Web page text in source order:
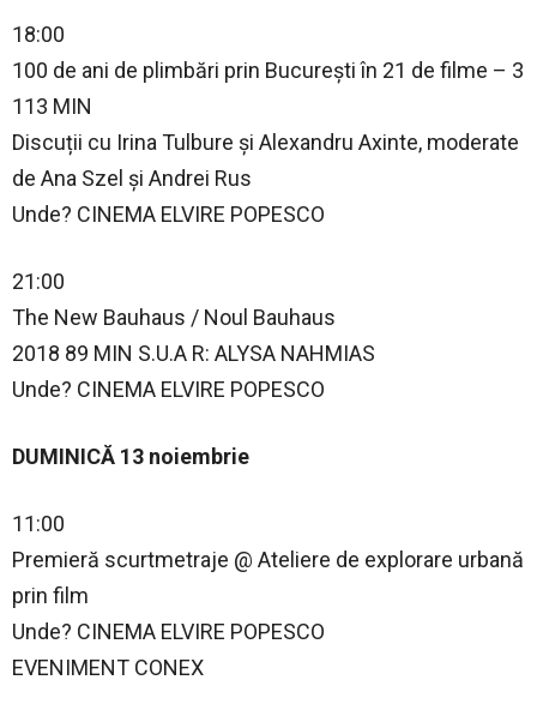
18:00
100 de ani de plimbări prin București în 21 de filme – 3
113 MIN
Discuții cu Irina Tulbure și Alexandru Axinte, moderate
de Ana Szel și Andrei Rus
Unde? CINEMA ELVIRE POPESCO
21:00
The New Bauhaus / Noul Bauhaus
2018 89 MIN S.U.A R: ALYSA NAHMIAS
Unde? CINEMA ELVIRE POPESCO
DUMINICĂ 13 noiembrie
11:00
Premieră scurtmetraje @ Ateliere de explorare urbană
prin film
Unde? CINEMA ELVIRE POPESCO
EVENIMENT CONEX